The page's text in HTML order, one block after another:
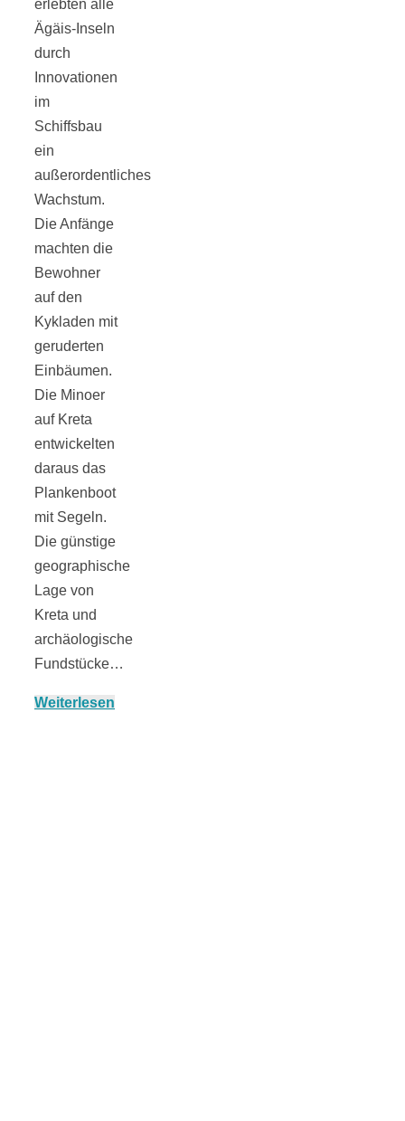
erlebten alle
Ägäis-Inseln
durch
Innovationen
im
Schiffsbau
ein
außerordentliches
Wachstum.
Die Anfänge
machten die
Bewohner
auf den
Kykladen mit
geruderten
Einbäumen.
Die Minoer
auf Kreta
entwickelten
daraus das
Plankenboot
mit Segeln.
Die günstige
geographische
Lage von
Kreta und
archäologische
Fundstücke…
Weiterlesen